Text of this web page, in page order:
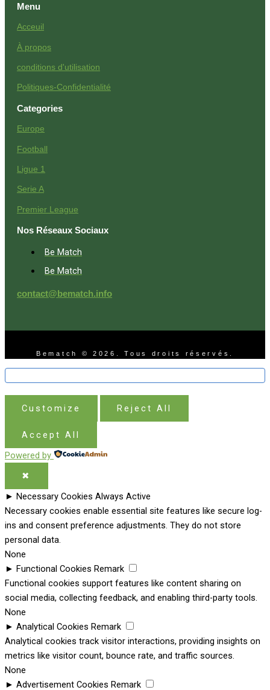
Menu
Acceuil
À propos
conditions d'utilisation
Politiques-Confidentialité
Categories
Europe
Football
Ligue 1
Serie A
Premier League
Nos Réseaux Sociaux
Be Match
Be Match
contact@bematch.info
Bematch © 2026. Tous droits réservés.
Customize Reject All
Accept All
Powered by
✖
► Necessary Cookies Always Active
Necessary cookies enable essential site features like secure log-
ins and consent preference adjustments. They do not store
personal data.
None
► Functional Cookies Remark
Functional cookies support features like content sharing on
social media, collecting feedback, and enabling third-party tools.
None
► Analytical Cookies Remark
Analytical cookies track visitor interactions, providing insights on
metrics like visitor count, bounce rate, and traffic sources.
None
► Advertisement Cookies Remark